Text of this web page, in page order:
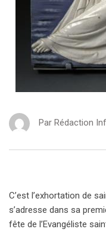
Par Rédaction
C’est l’exhortation de
s’adresse dans sa
fête de l’Evangéliste